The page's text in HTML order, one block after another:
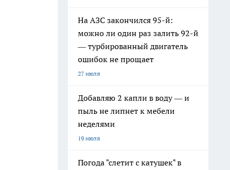
На АЗС закончился 95-й:
можно ли один раз залить 92-й
— турбированный двигатель
ошибок не прощает
27 июля
Добавляю 2 капли в воду — и
пыль не липнет к мебели
неделями
19 июля
Погода "слетит с катушек" в